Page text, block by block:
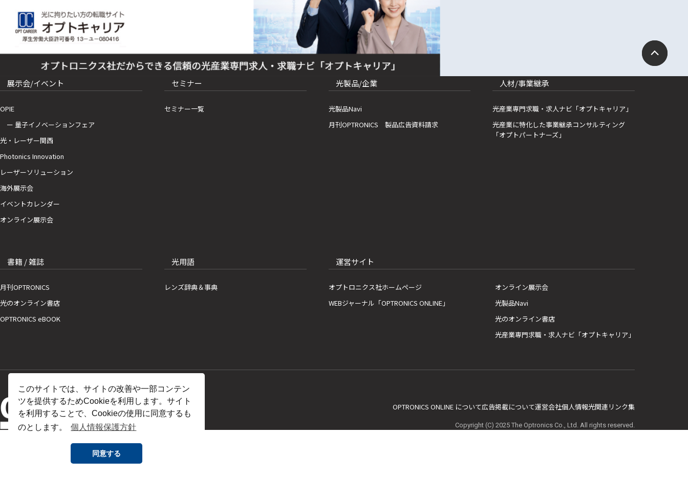
このサイトでは、サイトの改善や一部コンテン
ツを提供するためCookieを利用します。サイト
を利用することで、Cookieの使用に同意するも
のとします。
個人情報保護方針
同意する
展示会/イベント
OPIE
ー 量子イノベーションフェア
光・レーザー関西
Photonics Innovation
レーザーソリューション
海外展示会
イベントカレンダー
オンライン展示会
セミナー
セミナー一覧
光製品/企業
光製品Navi
月刊OPTRONICS 製品広告資料請求
人材/事業継承
光産業専門求職・求人ナビ「オプトキャリア」
光産業に特化した事業継承コンサルティング
「オプトパートナーズ」
書籍 / 雑誌
月刊OPTRONICS
光のオンライン書店
OPTRONICS eBOOK
光用語
レンズ辞典＆事典
運営サイト
オプトロニクス社ホームページ
WEBジャーナル「OPTRONICS ONLINE」
オンライン展示会
光製品Navi
光のオンライン書店
光産業専門求職・求人ナビ「オプトキャリア」
OPTRONICS ONLINE について広告掲載について運営会社個人情報光関連リンク集
Copyright (C) 2025 The Optronics Co., Ltd. All rights reserved.